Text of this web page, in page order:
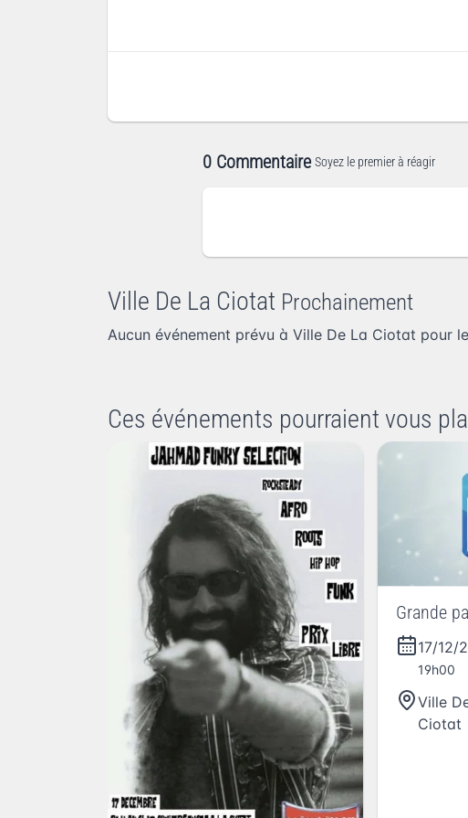
0 Commentaire Soyez le premier à réagir
Ville De La Ciotat Prochainement
Aucun événement prévu à Ville De La Ciotat pour
Ces événements pourraient vous
Grande
17/12/
19h00
Ville
Ciotat